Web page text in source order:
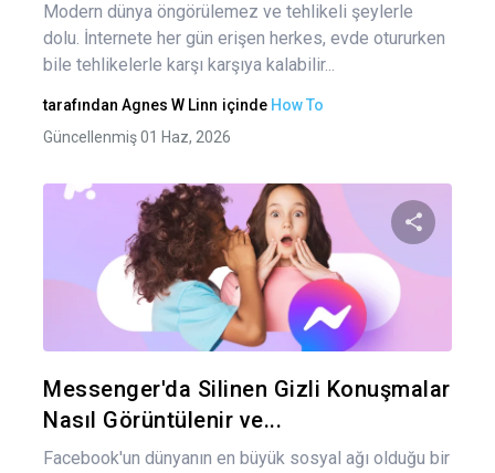
Modern dünya öngörülemez ve tehlikeli şeylerle
dolu. İnternete her gün erişen herkes, evde otururken
bile tehlikelerle karşı karşıya kalabilir...
tarafından Agnes W Linn içinde How To
Güncellenmiş 01 Haz, 2026
Bu
Messenger'da Silinen Gizli Konuşmalar
Nasıl Görüntülenir ve...
Facebook'un dünyanın en büyük sosyal ağı olduğu bir